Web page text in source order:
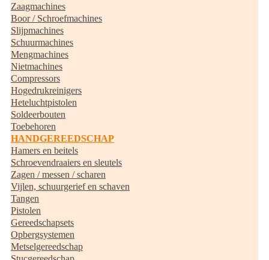
Zaagmachines
Boor / Schroefmachines
Slijpmachines
Schuurmachines
Mengmachines
Nietmachines
Compressors
Hogedrukreinigers
Heteluchtpistolen
Soldeerbouten
Toebehoren
HANDGEREEDSCHAP
Hamers en beitels
Schroevendraaiers en sleutels
Zagen / messen / scharen
Vijlen, schuurgerief en schaven
Tangen
Pistolen
Gereedschapsets
Opbergsystemen
Metselgereedschap